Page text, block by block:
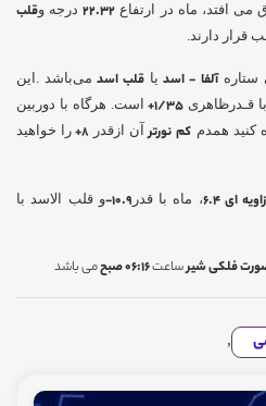
می افتد، ماه در ارتفاع 22.32درجه وقلب
قرار دارند.
ستارهآلفا - اسد یا قلب اسد می‌باشد .این
با قـدرظاهری ۱/۳۵+ است. هرگاه با دوربین
کنید همدم کم نورتر آن ازقدر ۸+
را خواهید
ای6.4، ماه با قدر 10.9- و قلب الاسد با
فلکی شیرساعت06:16صبحمی باشد
,